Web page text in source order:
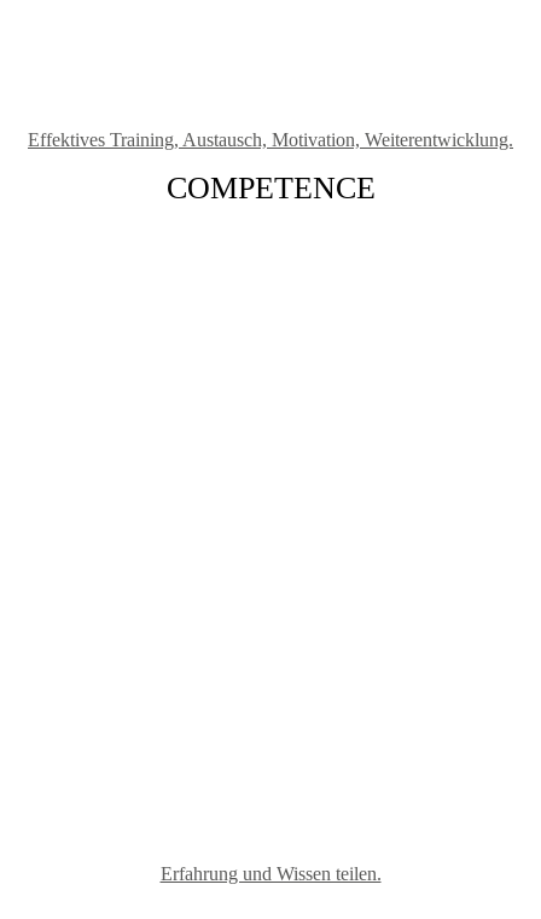
Effektives Training, Austausch, Motivation, Weiterentwicklung.
COMPETENCE
Erfahrung und Wissen teilen.